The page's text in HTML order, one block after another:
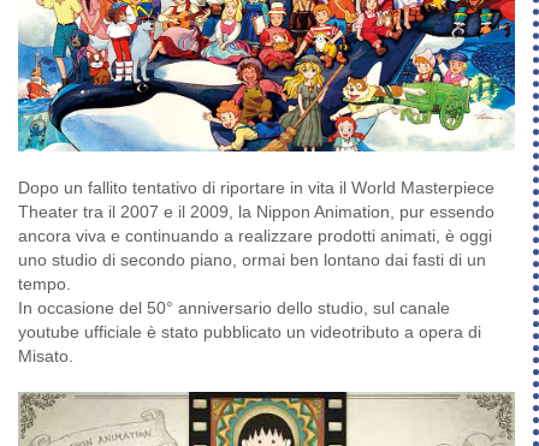
Dopo un fallito tentativo di riportare in vita il World Masterpiece
Theater tra il 2007 e il 2009, la Nippon Animation, pur essendo
ancora viva e continuando a realizzare prodotti animati, è oggi
uno studio di secondo piano, ormai ben lontano dai fasti di un
tempo.
In occasione del 50° anniversario dello studio, sul canale
youtube ufficiale è stato pubblicato un videotributo a opera di
Misato.